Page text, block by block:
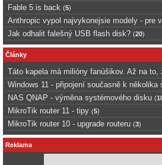
Fable 5 is back (5)
Anthropic vypol najvykonejsie modely - pre
Jak odhalit falešný USB flash disk? (20)
Články
Táto kapela má milióny fanúšikov. Až na to,
Windows 11 - připojení současně k několika
NAS QNAP - výměna systémového disku (
MikroTik router 11 - tipy (5)
MikroTik router 10 - upgrade routeru (3)
Reklama